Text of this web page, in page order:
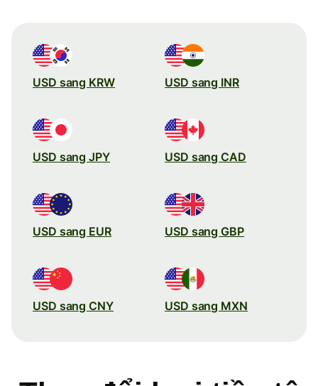
USD sang KRW USD sang INR
USD sang JPY USD sang CAD
USD sang EUR USD sang GBP
USD sang CNY USD sang MXN